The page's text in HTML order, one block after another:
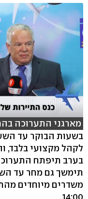
מארגני התערוכה
בערב תיפתח
14:00.